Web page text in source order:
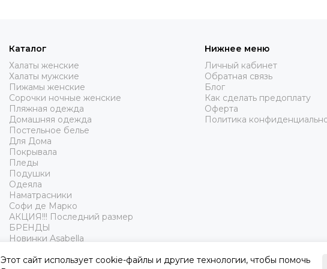
Каталог
Халаты женские
Халаты мужские
Пижамы женские
Сорочки ночные женские
Пляжная одежда
Домашняя одежда
Постельное белье
Для Дома
Покрывала
Пледы
Подушки
Одеяла
Наматрасники
Софи де Марко
АКЦИЯ!!! Последний размер
БРЕНДЫ
Новинки Asabella
Нижнее меню
Личный кабинет
Обратная связь
Блог
Как сделать предоплату
Оферта
Политика
Этот сайт использует cookie-файлы и другие технологии, чтобы помочь